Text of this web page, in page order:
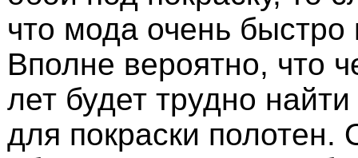
что мода очень быстро
Вполне вероятно, что
лет будет трудно
для покраски полотен.